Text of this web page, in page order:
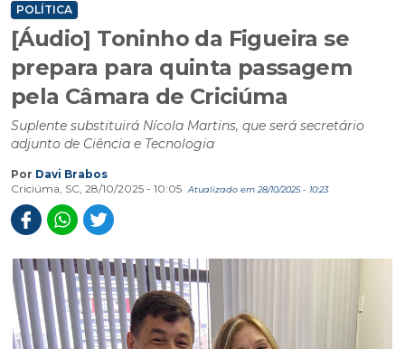
POLÍTICA
[Áudio] Toninho da Figueira se
prepara para quinta passagem
pela Câmara de Criciúma
Suplente substituirá Nícola Martins, que será secretário
adjunto de Ciência e Tecnologia
Por Davi Brabos
Criciúma, SC, 28/10/2025 - 10:05
Atualizado em 28/10/2025 - 10:23